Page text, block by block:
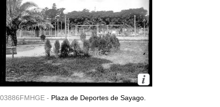
03886FMHGE - Plaza de Deportes de Sayago.